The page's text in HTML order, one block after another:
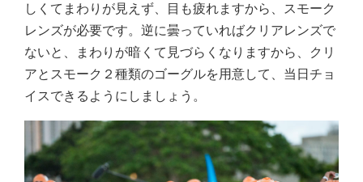
しくてまわりが見えず、目も疲れますから、スモーク
レンズが必要です。逆に曇っていればクリアレンズで
ないと、まわりが暗くて見づらくなりますから、クリ
アとスモーク２種類のゴーグルを用意して、当日チョ
イスできるようにしましょう。